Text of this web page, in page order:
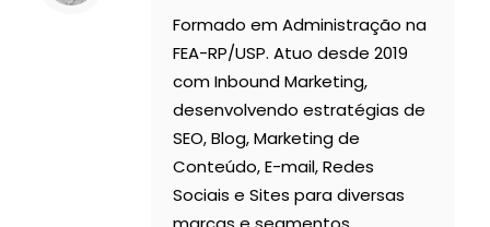
Formado em Administração na
FEA-RP/USP. Atuo desde 2019
com Inbound Marketing,
desenvolvendo estratégias de
SEO, Blog, Marketing de
Conteúdo, E-mail, Redes
Sociais e Sites para diversas